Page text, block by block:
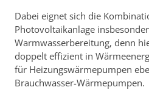
Dabei eignet sich die
Photovoltaikanlage
Warmwasserbereitung, denn
doppelt effizient in
für Heizungswärmepumpen
Brauchwasser-Wärmepumpen.